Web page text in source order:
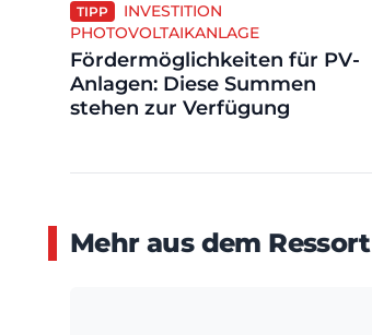
TIPP
INVESTITION
PHOTOVOLTAIKANLAGE
Fördermöglichkeiten für PV-
Anlagen: Diese Summen
stehen zur Verfügung
Mehr aus dem Ressort